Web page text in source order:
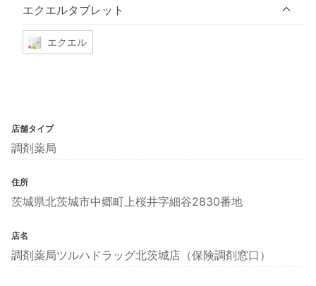
エクエルタブレット
エクエル
店舗タイプ
調剤薬局
住所
茨城県北茨城市中郷町上桜井字細谷2830番地
店名
調剤薬局ツルハドラッグ北茨城店（保険調剤窓口）